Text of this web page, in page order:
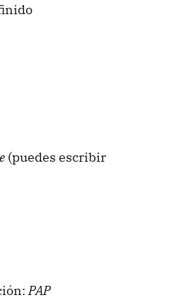
(puedes escribir
PAP